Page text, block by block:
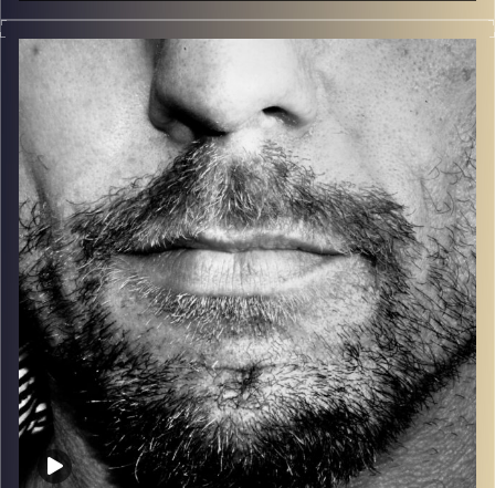
זיפים, מוזיקה מחוספסת של הופעות חיות. הרבה ג'אם, רוק,
בלוז, bluegrass, ג'אז, Fאנק, פרוגרסיב ואפילו אלקטרוניקה.
כל מה שחי, אמיתי ונושם.
עם שמוליק רגב.
קרדיט תמונות: David Goehring